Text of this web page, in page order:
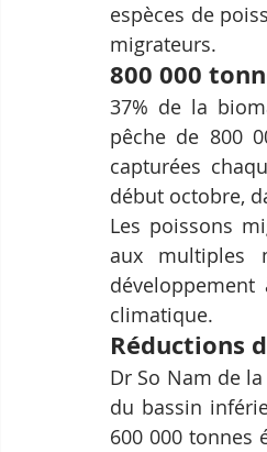
espèces de
migrateurs.
800 000
37% de la
pêche de 800
capturées
début octobre,
Les poissons
aux multiples
climatique.
Réductions
Dr So Nam de
du bassin
600 000 tonnes